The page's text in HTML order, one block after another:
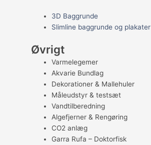
3D Baggrunde
Slimline baggrunde og plakater
Øvrigt
Varmelegemer
Akvarie Bundlag
Dekorationer & Mallehuler
Måleudstyr & testsæt
Vandtilberedning
Algefjerner & Rengøring
CO2 anlæg
Garra Rufa – Doktorfisk